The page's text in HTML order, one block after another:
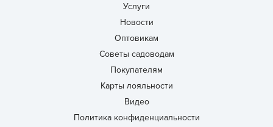
Услуги
Новости
Оптовикам
Советы садоводам
Покупателям
Карты лояльности
Видео
Политика конфиденциальности